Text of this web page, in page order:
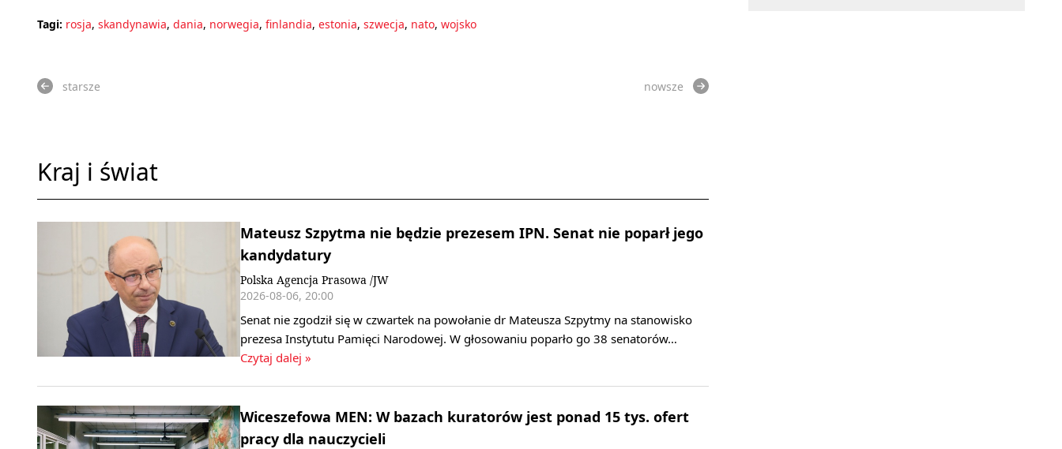
Tagi: rosja, skandynawia, dania, norwegia, finlandia, estonia, szwecja, nato, wojsko
starsze nowsze
Kraj i świat
Mateusz Szpytma nie będzie prezesem IPN. Senat nie poparł jego
kandydatury
Polska Agencja Prasowa /JW
2026-08-06, 20:00
Senat nie zgodził się w czwartek na powołanie dr Mateusza Szpytmy na stanowisko
prezesa Instytutu Pamięci Narodowej. W głosowaniu poparło go 38 senatorów…
Czytaj dalej »
Wiceszefowa MEN: W bazach kuratorów jest ponad 15 tys. ofert
pracy dla nauczycieli